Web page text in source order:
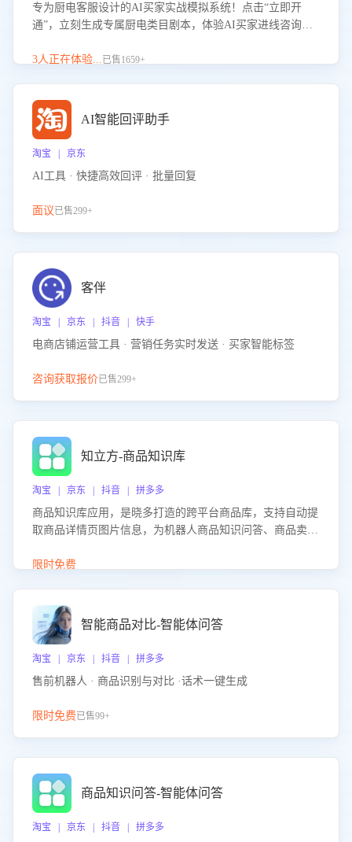
专为厨电客服设计的AI买家实战模拟系统！点击“立即开
通”，立刻生成专属厨电类目剧本，体验AI买家进线咨询真
实场景应对技巧！
3人正在体验...已售1659+
AI智能回评助手
淘宝 | 京东
AI工具 · 快捷高效回评 · 批量回复
面议已售299+
客伴
淘宝 | 京东 | 抖音 | 快手
电商店铺运营工具 · 营销任务实时发送 · 买家智能标签
咨询获取报价已售299+
知立方-商品知识库
淘宝 | 京东 | 抖音 | 拼多多
商品知识库应用，是晓多打造的跨平台商品库，支持自动提
取商品详情页图片信息，为机器人商品知识问答、商品卖点
限时免费
智能商品对比-智能体问答
淘宝 | 京东 | 抖音 | 拼多多
售前机器人 · 商品识别与对比 ·话术一键生成
限时免费已售99+
商品知识问答-智能体问答
淘宝 | 京东 | 抖音 | 拼多多